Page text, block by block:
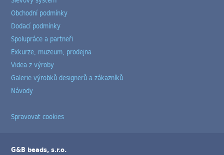
Obchodní podmínky
Dodací podmínky
Spolupráce a partneři
Exkurze, muzeum, prodejna
Videa z výroby
Galerie výrobků designerů a zákazníků
Návody
Spravovat cookies
G&B beads, s.r.o.